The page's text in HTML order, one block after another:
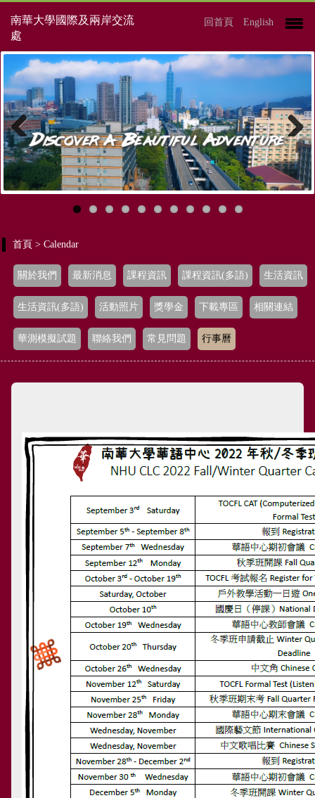
南華大學國際及兩岸交流
處
回首頁 English
Previous Next
首頁 > Calendar
關於我們 最新消息 課程資訊 課程資訊(多語) 生活資訊
生活資訊(多語) 活動照片 獎學金 下載專區 相關連結
華測模擬試題 聯絡我們 常見問題 行事曆